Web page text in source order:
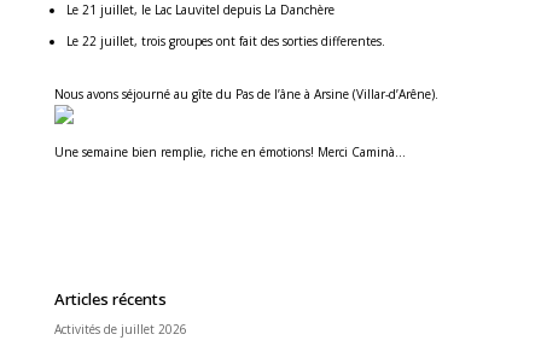
Le 21 juillet, le Lac Lauvitel depuis La Danchère
Le 22 juillet, trois groupes ont fait des sorties differentes.
Nous avons séjourné au gîte du Pas de l’âne à Arsine (Villar-d’Arêne).
Une semaine bien remplie, riche en émotions! Merci Caminà…
Articles récents
Activités de juillet 2026